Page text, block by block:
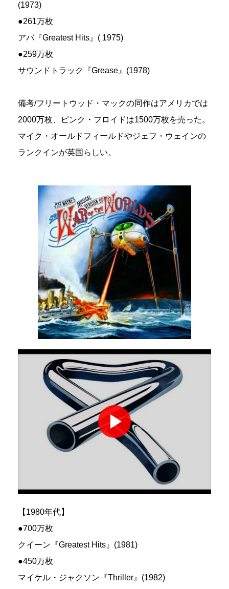
(1973)
●261万枚
アバ『Greatest Hits』( 1975)
●259万枚
サウンドトラック『Grease』(1978)
備考/フリートウッド・マックの同作はアメリカでは
2000万枚、ピンク・フロイドは1500万枚を売った。
マイク・オールドフィールドやジェフ・ウェインの
ランクインが英国らしい。
【1980年代】
●700万枚
クイーン『Greatest Hits』(1981)
●450万枚
マイケル・ジャクソン『Thriller』(1982)